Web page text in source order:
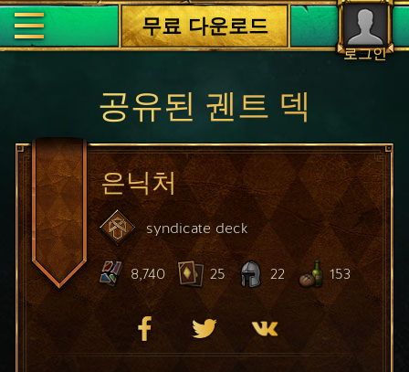
로그인
무료 다운로드
공유된 궨트 덱
은닉처
syndicate deck
8,740 25 22 153